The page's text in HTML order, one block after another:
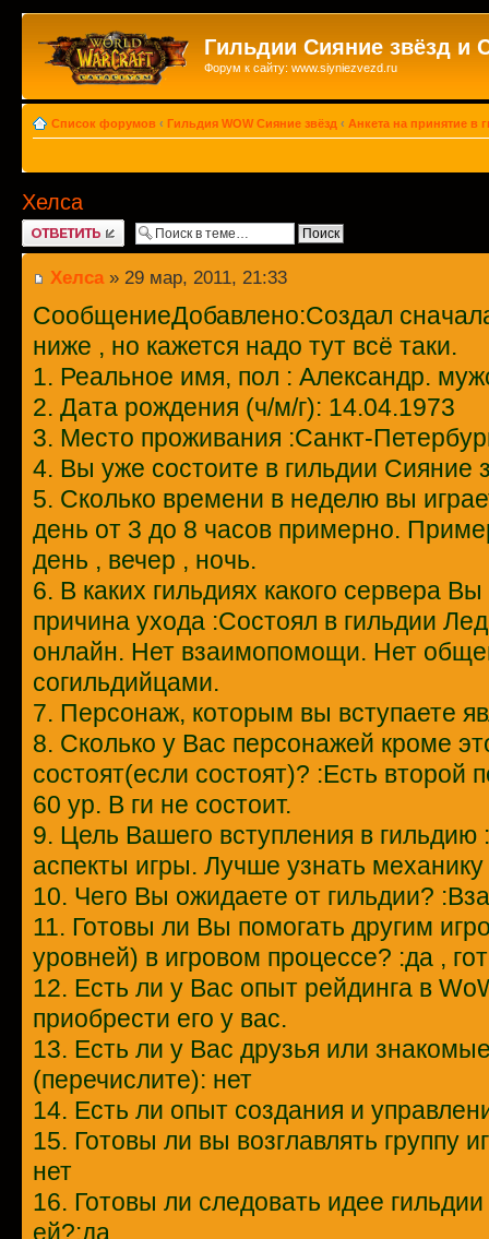
Гильдии Сияние звёзд и
Форум к сайту: www.siyniezvezd.ru
Список форумов ‹ Гильдия WOW Сияние звёзд ‹ Анкета на принятие в
Хелса
Ответить
Хелса » 29 мар, 2011, 21:33
СообщениеДобавлено:Создал
ниже , но кажется надо тут всё таки.
1. Реальное имя, пол : Александр.
2. Дата рождения (ч/м/г): 14.04.1973
3. Место проживания :Санкт-
4. Вы уже состоите в гильдии Сияние
5. Сколько времени в неделю вы
день от 3 до 8 часов примерно.
день , вечер , ночь.
6. В каких гильдиях какого сервера
причина ухода :Состоял в гильдии
онлайн. Нет взаимопомощи. Нет
согильдийцами.
7. Персонаж, которым вы вступаете
8. Сколько у Вас персонажей кроме
состоят(если состоят)? :Есть
60 ур. В ги не состоит.
9. Цель Вашего вступления в
аспекты игры. Лучше узнать
10. Чего Вы ожидаете от гильдии?
11. Готовы ли Вы помогать другим
уровней) в игровом процессе? :да ,
12. Есть ли у Вас опыт рейдинга в
приобрести его у вас.
13. Есть ли у Вас друзья или
(перечислите): нет
14. Есть ли опыт создания и
15. Готовы ли вы возглавлять группу
нет
16. Готовы ли следовать идее
ей?:да